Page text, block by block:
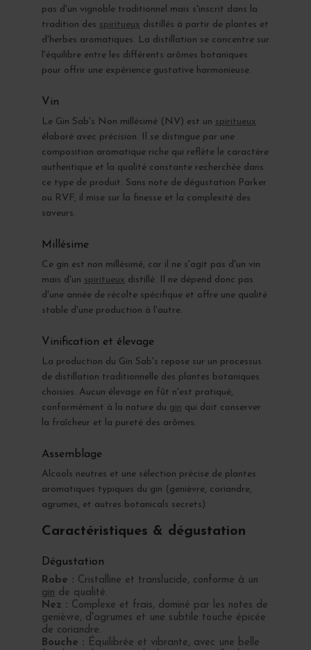
pas d'un vignoble traditionnel mais s'inscrit dans la
tradition des spiritueux distillés à partir de plantes et
d'herbes aromatiques. La distillation se concentre sur
l'équilibre entre les différents arômes botaniques
pour offrir une expérience gustative harmonieuse.
Vin
Le Gin Sab's Non millésimé (NV) est un spiritueux
élaboré avec précision. Il se distingue par une
composition aromatique riche qui reflète le caractère
authentique et la qualité constante recherchée dans
ce type de produit. Sans note de dégustation Parker
ou RVF, il mise sur la finesse et la complexité des
saveurs.
Millésime
Ce gin est non millésimé, car il ne s'agit pas d'un vin
mais d'un spiritueux distillé. Il ne dépend donc pas
d'une année de récolte spécifique et offre une qualité
stable d'une production à l'autre.
Vinification et élevage
La production du Gin Sab's repose sur un processus
de distillation traditionnelle des plantes botaniques
choisies. Aucun élevage en fût n'est pratiqué,
conformément à la nature du gin qui doit conserver
la fraîcheur et la pureté des arômes.
Assemblage
Alcools neutres et une sélection précise de plantes
aromatiques typiques du gin (genièvre, coriandre,
agrumes, et autres botanicals secrets)
Caractéristiques & dégustation
Dégustation
Robe : Cristalline et translucide, conforme à un
gin de qualité.
Nez : Complexe et frais, dominé par les notes de
genièvre, d'agrumes et une subtile touche épicée
de coriandre.
Bouche : Équilibrée et vibrante, avec une belle